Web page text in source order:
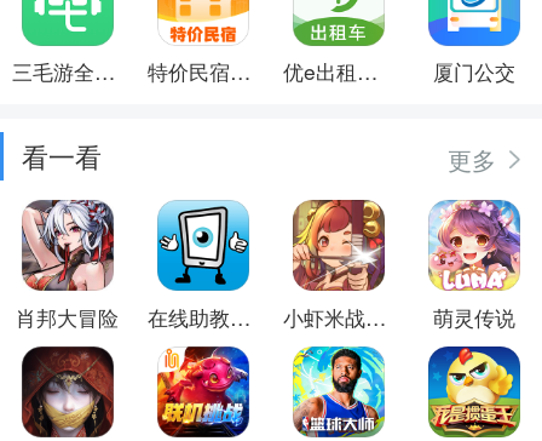
三毛游全球景点讲解语音导游 特价民宿预订 优e出租司机 厦门公交
看一看 更多
肖邦大冒险 在线助教学生 小虾米战三国 萌灵传说